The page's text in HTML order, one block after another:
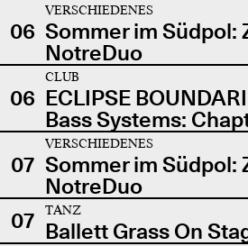
06
VERSCHIEDENES
Sommer im Südpol:
NotreDuo
06
CLUB
ECLIPSE
Bass Systems:
07
VERSCHIEDENES
Sommer im Südpol:
NotreDuo
07
TANZ
Ballett Grass On